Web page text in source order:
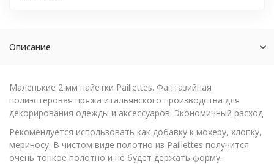
Описание
Маленькие 2 мм пайетки Paillettes. Фантазийная
полиэстеровая пряжа итальянского производства для
декорирования одежды и аксессуаров. Экономичный расход.
Рекомендуется использовать как добавку к мохеру, хлопку,
мериносу. В чистом виде полотно из Paillettes получится
очень тонкое полотно и не будет держать форму.